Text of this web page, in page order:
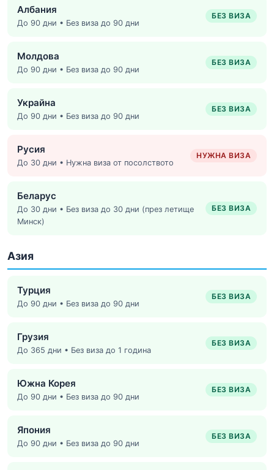
Албания
До 90 дни • Без виза до 90 дни
БЕЗ ВИЗА
Молдова
До 90 дни • Без виза до 90 дни
БЕЗ ВИЗА
Украйна
До 90 дни • Без виза до 90 дни
БЕЗ ВИЗА
Русия
До 30 дни • Нужна виза от посолството
НУЖНА ВИЗА
Беларус
До 30 дни • Без виза до 30 дни (през летище
Минск)
БЕЗ ВИЗА
Азия
Турция
До 90 дни • Без виза до 90 дни
БЕЗ ВИЗА
Грузия
До 365 дни • Без виза до 1 година
БЕЗ ВИЗА
Южна Корея
До 90 дни • Без виза до 90 дни
БЕЗ ВИЗА
Япония
До 90 дни • Без виза до 90 дни
БЕЗ ВИЗА